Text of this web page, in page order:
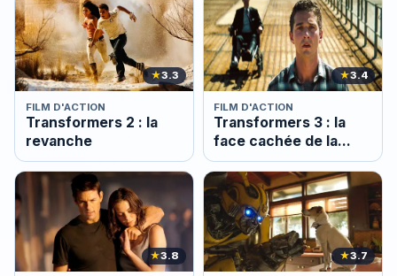
★3.3
FILM D'ACTION
Transformers 2 : la
revanche
★3.4
FILM D'ACTION
Transformers 3 : la
face cachée de la
Lune
★3.8 ★3.7